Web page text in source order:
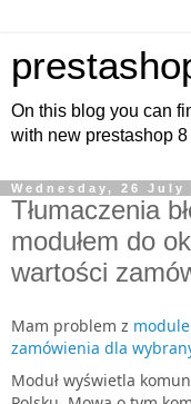
On this blog you can
with new prestashop
Wednesday, 26 July
Tłumaczenia
modułem do
wartości
Mam problem z
zamówienia dla
Moduł wyświetla